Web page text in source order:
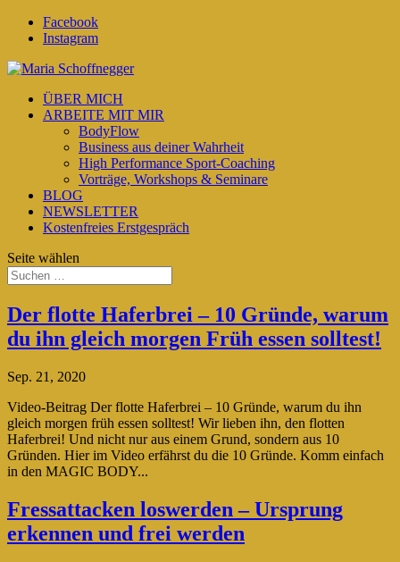
Facebook
Instagram
ÜBER MICH
ARBEITE MIT MIR
BodyFlow
Business aus deiner Wahrheit
High Performance Sport-Coaching
Vorträge, Workshops & Seminare
BLOG
NEWSLETTER
Kostenfreies Erstgespräch
Seite wählen
Der flotte Haferbrei – 10 Gründe, warum
du ihn gleich morgen Früh essen solltest!
Sep. 21, 2020
Video-Beitrag Der flotte Haferbrei – 10 Gründe, warum du ihn
gleich morgen früh essen solltest! Wir lieben ihn, den flotten
Haferbrei! Und nicht nur aus einem Grund, sondern aus 10
Gründen. Hier im Video erfährst du die 10 Gründe. Komm einfach
in den MAGIC BODY...
Fressattacken loswerden – Ursprung
erkennen und frei werden